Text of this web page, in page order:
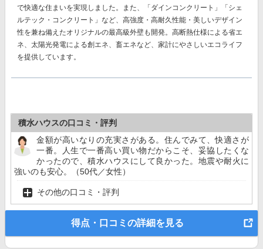
で快適な住まいを実現しました。また、
「ダインコンクリート」「シェ
ルテック・コンクリート」 など、高強度・高耐久性能・美しいデザイン
性を兼ね備えたオリジナルの最高級外壁も開発。高断熱仕様による省エ
ネ、太陽光発電による創エネ、畜エネなど、家計にやさしいエコライフ
を提供しています。
積水ハウスの口コミ・評判
金額が高いなりの充実さがある。住んでみて、快適さが
一番。人生で一番高い買い物だからこそ、妥協したくな
かったので、積水ハウスにして良かった。地震や耐火に
強いのも安心。（50代／女性）
その他の口コミ・評判
得点・口コミの詳細を見る